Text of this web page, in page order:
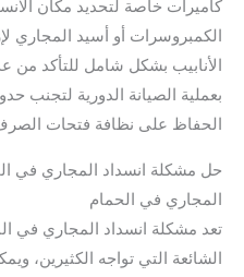
كاميرات خاصة لتحديد مكان
الكمبروسرات أو أسيد المجاري
الأنابيب بشكل شامل للتأكد من
بعملية الصيانة الدورية لتجنب
الحفاظ على نظافة فتحات الصرف
حل مشكلة انسداد المجاري في
المجاري في الحمام
تعد مشكلة انسداد المجاري في
الشائعة التي تواجه الكثيرين،